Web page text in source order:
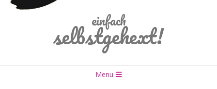
einfach
selbstgehext!
Navigation
Menu